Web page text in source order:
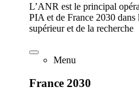
L’ANR est le principal
PIA et de France 2030 dans
supérieur et de la recherche
Menu
France 2030